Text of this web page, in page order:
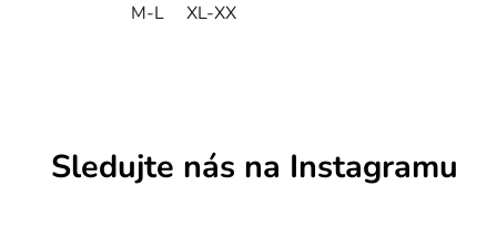
M-L XL-XX
Sledujte nás na Instagramu